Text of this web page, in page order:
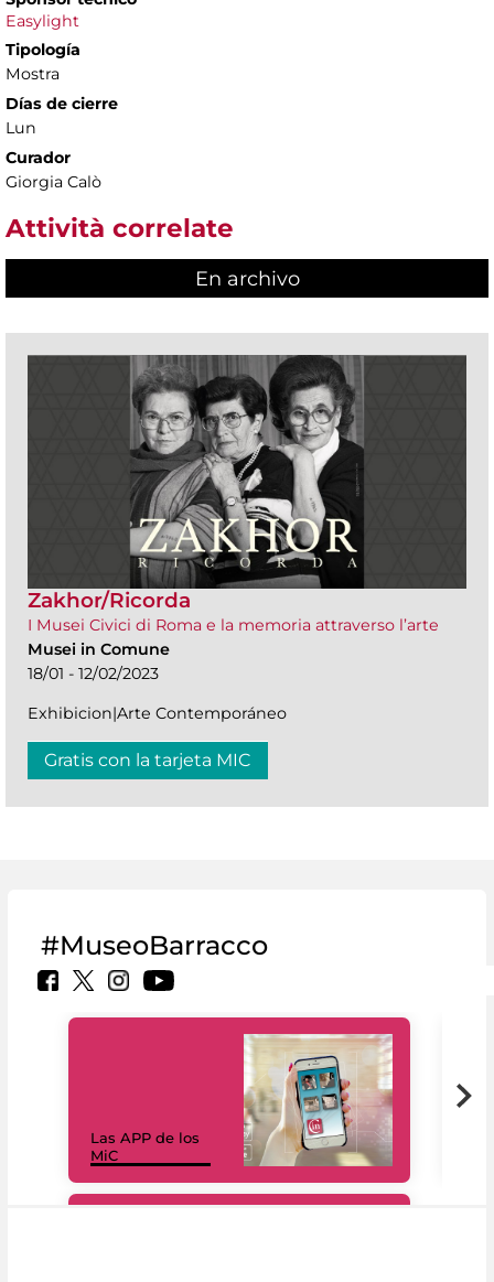
Easylight
Tipología
Mostra
Días de cierre
Lun
Curador
Giorgia Calò
Attività correlate
En archivo
Zakhor/Ricorda
I Musei Civici di Roma e la memoria attraverso l’arte
Musei in Comune
18/01 - 12/02/2023
Exhibicion|Arte Contemporáneo
Gratis con la tarjeta MIC
#MuseoBarracco
Las APP de los
MiC